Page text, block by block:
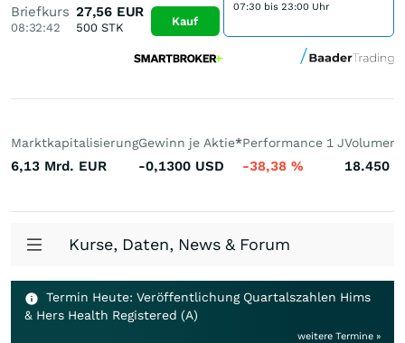
Briefkurs
08:32:42
27,56 EUR
500STK Kauf
07:30 bis 23:00 Uhr
Marktkapitalisierung
6,13 Mrd. EUR
Gewinn je Aktie*
-0,1300 USD
Performance 1 J
-38,38 %
Volumen
18.450
Kurse, Daten, News & Forum
Termin Heute: Veröffentlichung Quartalszahlen Hims
& Hers Health Registered (A)
weitere Termine »